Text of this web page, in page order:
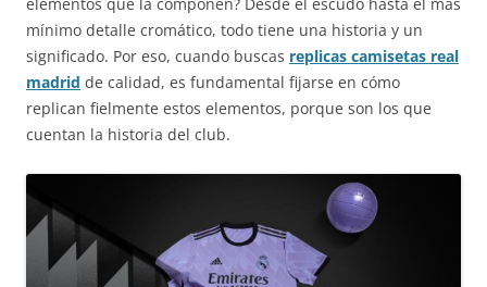
mínimo detalle cromático, todo tiene una historia y un
significado. Por eso, cuando buscas replicas camisetas real
madrid de calidad, es fundamental fijarse en cómo
replican fielmente estos elementos, porque son los que
cuentan la historia del club.